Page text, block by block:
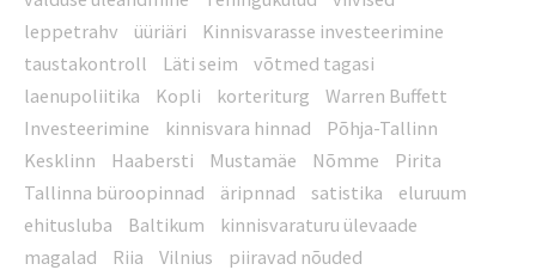
leppetrahv
üüriäri
Kinnisvarasse investeerimine
taustakontroll
Läti seim
võtmed tagasi
laenupoliitika
Kopli korteriturg
Warren Buffett
Investeerimine
kinnisvara hinnad
Põhja-Tallinn
Kesklinn
Haabersti Mustamäe Nõmme
Pirita
Tallinna büroopinnad
äripnnad satistika
eluruum
ehitusluba
Baltikum
kinnisvaraturu ülevaade
magalad
Riia Vilnius
piiravad nõuded